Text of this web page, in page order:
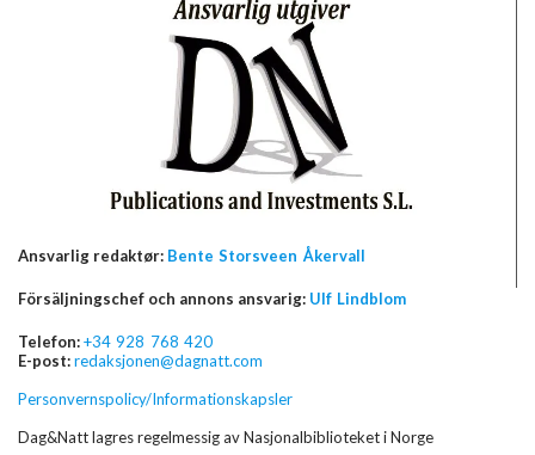
Ansvarlig redaktør: Bente Storsveen Åkervall
Försäljningschef och annons ansvarig: Ulf Lindblom
Telefon:+34 928 768 420
E-post:redaksjonen@dagnatt.com
Personvernspolicy/Informationskapsler
Dag&Natt lagres regelmessig av Nasjonalbiblioteket i Norge